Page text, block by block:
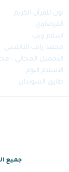
نون للقرآن الكريم
القرضاوي
اسلام ويب
محمد راتب النابلسي
التحميل المجاني -
الاسلام اليوم
طارق السويدان
جميع